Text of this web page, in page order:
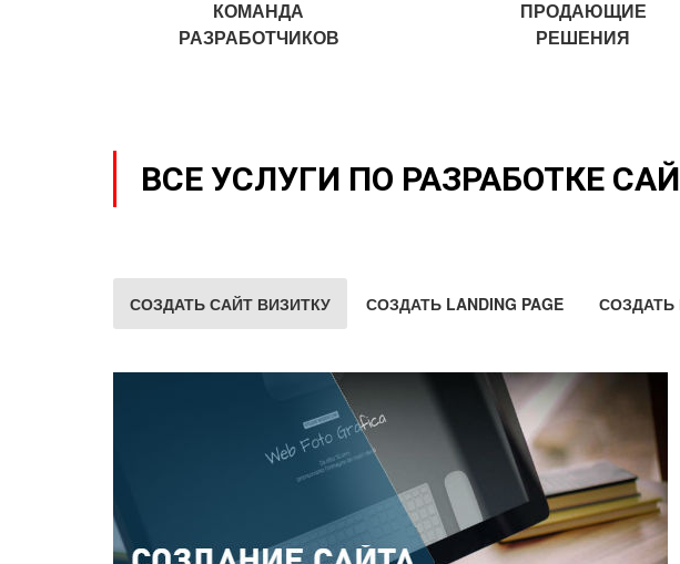
КОМАНДА
РАЗРАБОТЧИКОВ
ПРОДАЮЩИЕ
РЕШЕНИЯ
ВСЕ УСЛУГИ ПО РАЗРАБОТКЕ
СОЗДАТЬ САЙТ ВИЗИТКУ СОЗДАТЬ LANDING PAGE СОЗДАТЬ